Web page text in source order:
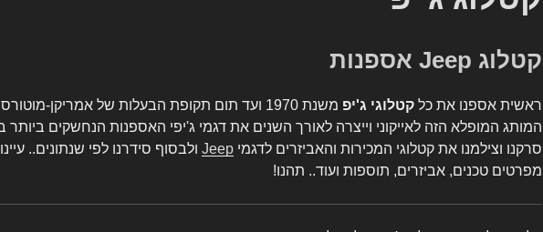
קטלוג Jeep אספנות
ראשית אספנו את כל קטלוגי ג'יפ
משנת 1970 ועד תום תקופת הבעלות של אמריקן-
המותג המופלא הזה לאייקוני וייצרה לאורך השנים את דגמי ג'יפי האספנות הנחשקים
סרקנו וצילמנו את קטלוגי המכירות והאביזרים לדגמי Jeep ולבסוף סידרנו לפי שנתונים..
מפרטים טכנים, אביזרים, תוספות ועוד.. תהנו!